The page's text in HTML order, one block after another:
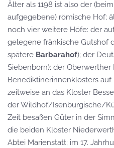
Älter als 1198 ist also der
aufgegebene) römische Hof;
noch vier weitere Höfe: der
gelegene fränkische Gutshof
spätere Barbarahof); der
Siebenborn); der Oberwerther
Benediktinerinnenklosters
zeitweise an das Kloster
der Wildhof/Isenburgische/
Zeit besaßen Güter in der
die beiden Klöster
Abtei Marienstatt; im 17.